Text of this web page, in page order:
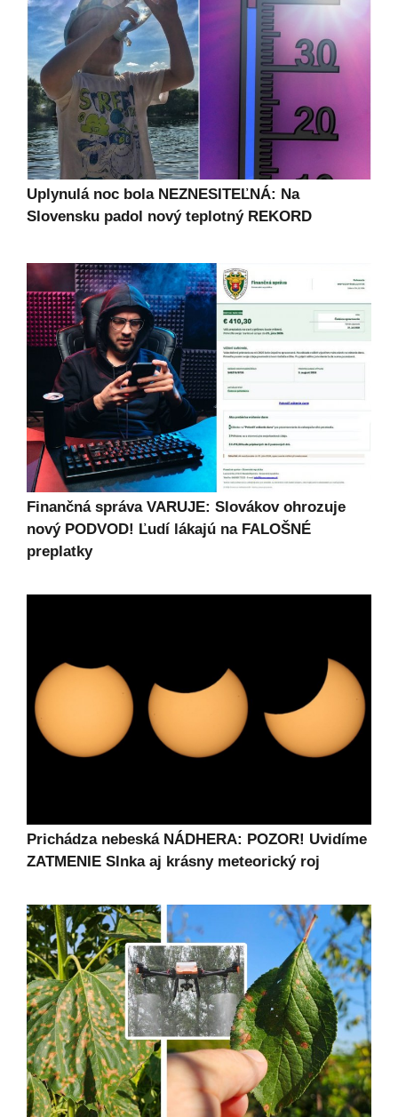
Uplynulá noc bola NEZNESITEĽNÁ: Na
Slovensku padol nový teplotný REKORD
Finančná správa VARUJE: Slovákov ohrozuje
nový PODVOD! Ľudí lákajú na FALOŠNÉ
preplatky
Prichádza nebeská NÁDHERA: POZOR! Uvidíme
ZATMENIE Slnka aj krásny meteorický roj